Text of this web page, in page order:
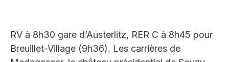
RV à 8h30 gare d’Austerlitz, RER C à 8h45 pour
Breuillet-Village (9h36). Les carrières de